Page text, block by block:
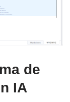
de
IA